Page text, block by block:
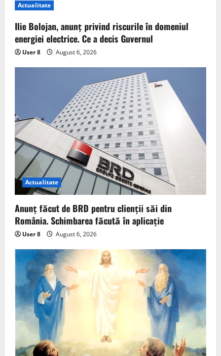
Actualitate
Ilie Bolojan, anunț privind riscurile în domeniul
energiei electrice. Ce a decis Guvernul
User 8 August 6, 2026
Actualitate
Anunț făcut de BRD pentru clienții săi din
România. Schimbarea făcută în aplicație
User 8 August 6, 2026